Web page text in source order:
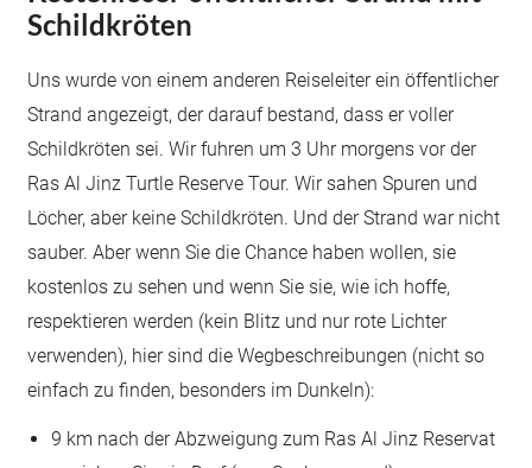
Schildkröten
Uns wurde von einem anderen Reiseleiter ein öffentlicher
Strand angezeigt, der darauf bestand, dass er voller
Schildkröten sei. Wir fuhren um 3 Uhr morgens vor der
Ras Al Jinz Turtle Reserve Tour. Wir sahen Spuren und
Löcher, aber keine Schildkröten. Und der Strand war nicht
sauber. Aber wenn Sie die Chance haben wollen, sie
kostenlos zu sehen und wenn Sie sie, wie ich hoffe,
respektieren werden (kein Blitz und nur rote Lichter
verwenden), hier sind die Wegbeschreibungen (nicht so
einfach zu finden, besonders im Dunkeln):
9 km nach der Abzweigung zum Ras Al Jinz Reservat